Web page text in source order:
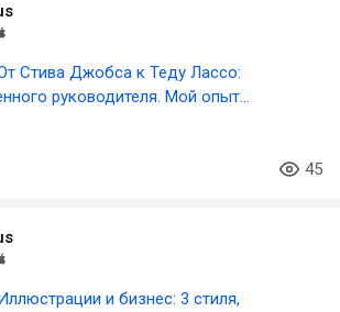
Стива Джобса к Теду Лассо:
руководителя. Мой опыт
45
и бизнес: 3 стиля,